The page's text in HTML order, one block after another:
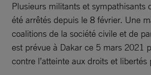
Plusieurs militants et sympathisants
été arrêtés depuis le 8 février. Une
coalitions de la société civile et de
est prévue à Dakar ce 5 mars 2021
contre l’atteinte aux droits et libertés